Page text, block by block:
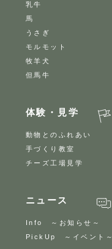
乳牛
馬
うさぎ
モルモット
牧羊犬
但馬牛
体験・見学
動物とのふれあい
手づくり教室
チーズ工場見学
ニュース
Info ～お知らせ～
PickUp ～イベント～